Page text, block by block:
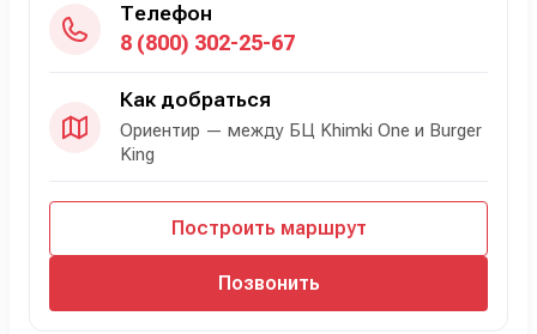
Телефон
8 (800) 302-25-67
Как добраться
Ориентир — между БЦ Khimki One и Burger
King
Построить маршрут
Позвонить